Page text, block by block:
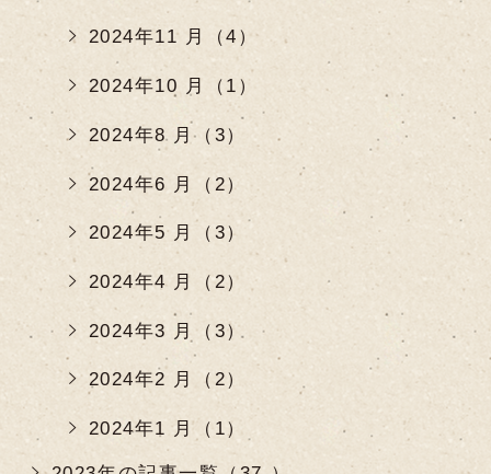
2024年11 月（4）
2024年10 月（1）
2024年8 月（3）
2024年6 月（2）
2024年5 月（3）
2024年4 月（2）
2024年3 月（3）
2024年2 月（2）
2024年1 月（1）